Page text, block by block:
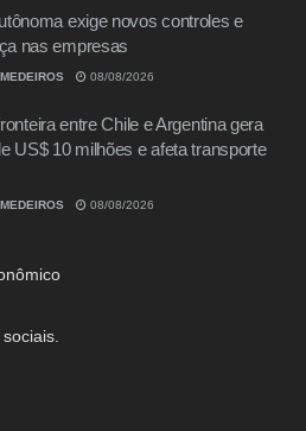
exige novos controles e
nas empresas
08/08/2026
entre Chile e Argentina gera
US$ 10 milhões e afeta transporte
08/08/2026